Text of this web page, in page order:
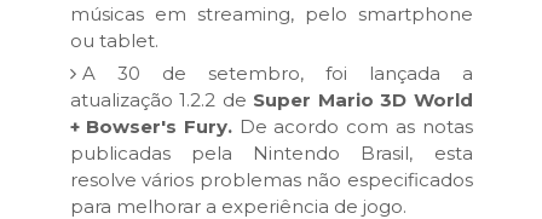
músicas em streaming, pelo smartphone
ou tablet.
A 30 de setembro, foi lançada a
atualização 1.2.2 de Super Mario 3D World
+ Bowser's Fury.De acordo com as notas
publicadas pela Nintendo Brasil, esta
resolve vários problemas não especificados
para melhorar a experiência de jogo.